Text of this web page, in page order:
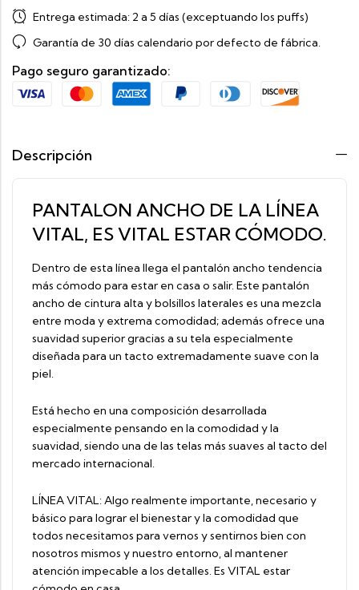
Entrega estimada: 2 a 5 días (exceptuando los puffs)
Garantía de 30 días calendario por defecto de fábrica.
Pago seguro garantizado:
Descripción
PANTALON ANCHO DE LA LÍNEA
VITAL, ES VITAL ESTAR CÓMODO.
Dentro de esta línea llega el pantalón ancho tendencia
más cómodo para estar en casa o salir. Este pantalón
ancho de cintura alta y bolsillos laterales es una mezcla
entre moda y extrema comodidad; además ofrece una
suavidad superior gracias a su tela especialmente
diseñada para un tacto extremadamente suave con la
piel.
Está hecho en una composición desarrollada
especialmente pensando en la comodidad y la
suavidad, siendo una de las telas más suaves al tacto del
mercado internacional.
LÍNEA VITAL: Algo realmente importante, necesario y
básico para lograr el bienestar y la comodidad que
todos necesitamos para vernos y sentirnos bien con
nosotros mismos y nuestro entorno, al mantener
atención impecable a los detalles. Es VITAL estar